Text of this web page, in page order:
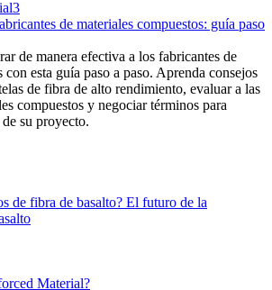
de materiales compuestos: guía paso
de manera efectiva a los fabricantes de
con esta guía paso a paso. Aprenda consejos
de fibra de alto rendimiento, evaluar a las
compuestos y negociar términos para
su proyecto.
de fibra de basalto? El futuro de la